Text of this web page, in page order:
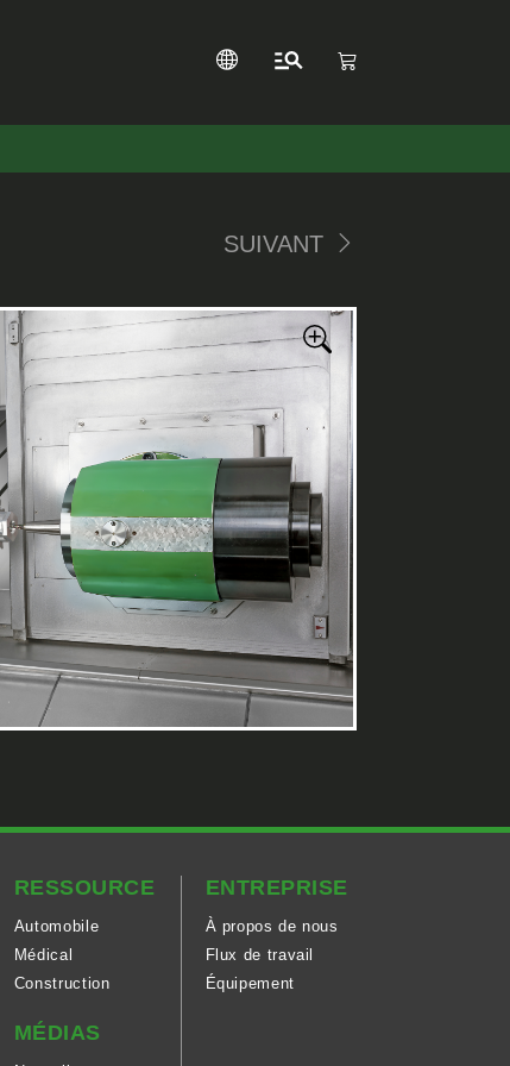
SUIVANT
RESSOURCE
Automobile
Médical
Construction
MÉDIAS
ENTREPRISE
À propos de nous
Flux de travail
Équipement